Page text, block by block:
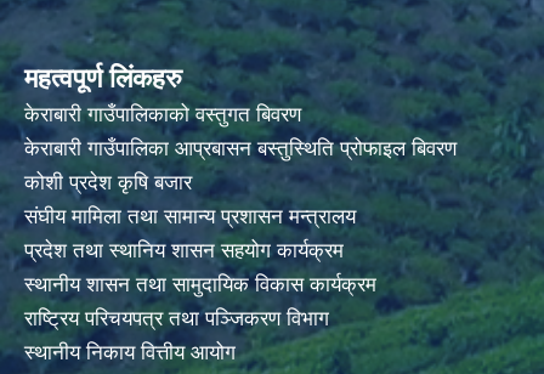
महत्वपूर्ण लिंकहरु
केराबारी गाउँपालिकाको वस्तुगत बिवरण
केराबारी गाउँपालिका आप्रबासन बस्तुस्थिति प्रोफाइल बिवरण
कोशी प्रदेश कृषि बजार
संघीय मामिला तथा सामान्य प्रशासन मन्त्रालय
प्रदेश तथा स्थानिय शासन सहयोग कार्यक्रम
स्थानीय शासन तथा सामुदायिक विकास कार्यक्रम
राष्ट्रिय परिचयपत्र तथा पञ्जिकरण विभाग
स्थानीय निकाय वित्तीय आयोग